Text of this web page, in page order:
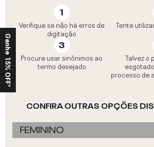
Verifique se não há erros de
digitação
Tente
Procure usar sinônimos ao
termo desejado
Talvez o
processo de
CONFIRA OUTRAS OPÇÕES
FEMININO
Ganhe 15% OFF*